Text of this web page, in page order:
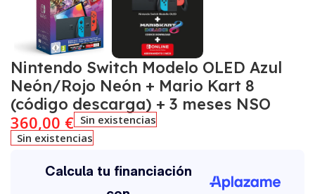
Nintendo Switch Modelo OLED Azul
Neón/Rojo Neón + Mario Kart 8
(código descarga) + 3 meses NSO
360,00 € Sin existencias
Sin existencias